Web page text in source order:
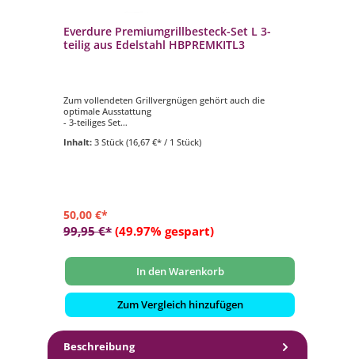
Everdure Premiumgrillbesteck-Set L 3-
teilig aus Edelstahl HBPREMKITL3
Zum vollendeten Grillvergnügen gehört auch die
optimale Ausstattung
- 3-teiliges Set
- hochwertiger Softtouch-Griff
Inhalt: 3 Stück (16,67 €* / 1 Stück)
50,00 €*
99,95 €* (49.97% gespart)
In den Warenkorb
Zum Vergleich hinzufügen
Beschreibung